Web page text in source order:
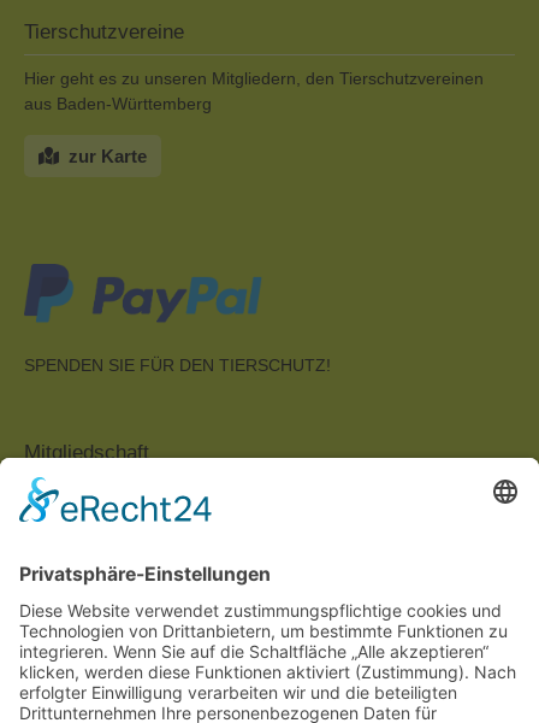
Tierschutzvereine
Hier geht es zu unseren Mitgliedern, den Tierschutzvereinen
aus Baden-Württemberg
zur Karte
SPENDEN SIE FÜR DEN TIERSCHUTZ!
Mitgliedschaft